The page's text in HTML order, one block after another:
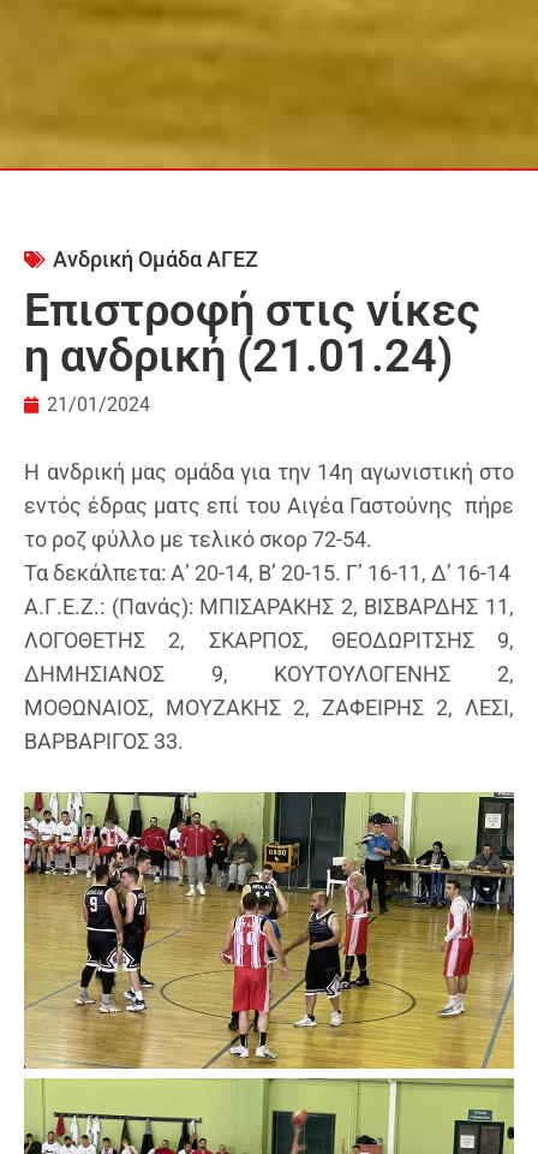
Ανδρική Ομάδα ΑΓΕΖ
Επιστροφή στις νίκες
η ανδρική (21.01.24)
21/01/2024
Η ανδρική μας ομάδα για την 14η αγωνιστική στο
εντός έδρας ματς επί του Αιγέα Γαστούνης πήρε
το ροζ φύλλο με τελικό σκορ 72-54.
Τα δεκάλπετα: Α’ 20-14, Β’ 20-15. Γ’ 16-11, Δ’ 16-14
Α.Γ.Ε.Ζ.: (Πανάς): ΜΠΙΣΑΡΑΚΗΣ 2, ΒΙΣΒΑΡΔΗΣ 11,
ΛΟΓΟΘΕΤΗΣ 2, ΣΚΑΡΠΟΣ, ΘΕΟΔΩΡΙΤΣΗΣ 9,
ΔΗΜΗΣΙΑΝΟΣ 9, ΚΟΥΤΟΥΛΟΓΕΝΗΣ 2,
ΜΟΘΩΝΑΙΟΣ, ΜΟΥΖΑΚΗΣ 2, ΖΑΦΕΙΡΗΣ 2, ΛΕΣΙ,
ΒΑΡΒΑΡΙΓΟΣ 33.